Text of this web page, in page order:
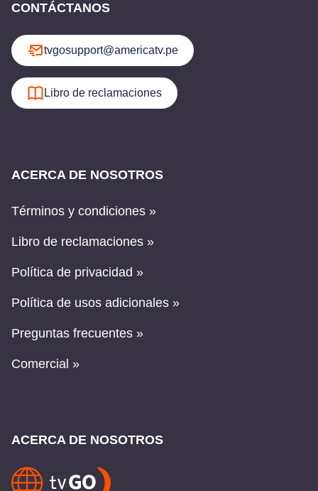
CONTÁCTANOS
tvgosupport@americatv.pe
Libro de reclamaciones
ACERCA DE NOSOTROS
Términos y condiciones »
Libro de reclamaciones »
Política de privacidad »
Política de usos adicionales »
Preguntas frecuentes »
Comercial »
ACERCA DE NOSOTROS